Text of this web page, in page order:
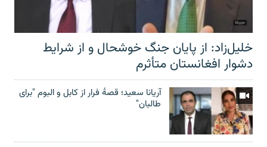
خلیل‌زاد: از پایان جنگ خوشحال و از شرایط
دشوار افغانستان متأثرم
آریانا سعید؛ قصۀ فرار از کابل و البوم "برای
طالبان"